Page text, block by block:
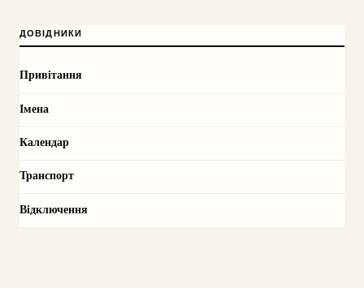
ДОВІДНИКИ
Привітання
Імена
Календар
Транспорт
Відключення